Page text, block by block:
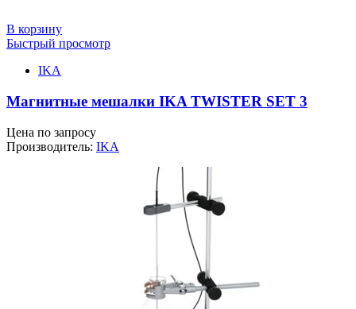
В корзину
Быстрый просмотр
IKA
Магнитные мешалки IKA TWISTER SET 3
Цена по запросу
Производитель: IKA